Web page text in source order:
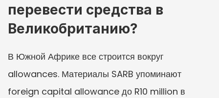
перевести средства в
Великобританию?
В Южной Африке все строится вокруг
allowances. Материалы SARB упоминают
foreign capital allowance до R10 million в